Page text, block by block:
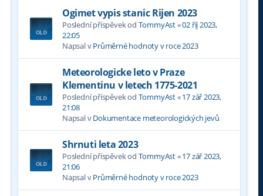
Ogimet vypis stanic Rijen 2023
Poslední příspěvek od TommyAst«02 říj 2023,
22:05
Napsal vPrůměrné hodnoty v roce 2023
Meteorologicke leto v Praze
Klementinu v letech 1775-2021
Poslední příspěvek od TommyAst«17 zář 2023,
21:08
Napsal vDokumentace meteorologických jevů
Shrnuti leta 2023
Poslední příspěvek od TommyAst«17 zář 2023,
21:06
Napsal vPrůměrné hodnoty v roce 2023